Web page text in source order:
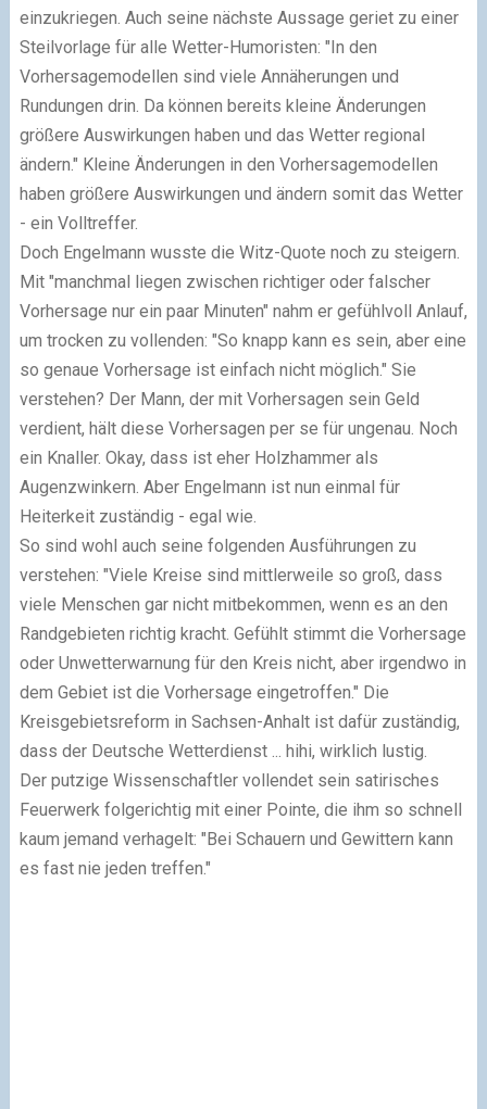
einzukriegen. Auch seine nächste Aussage geriet zu einer
Steilvorlage für alle Wetter-Humoristen: "In den
Vorhersagemodellen sind viele Annäherungen und
Rundungen drin. Da können bereits kleine Änderungen
größere Auswirkungen haben und das Wetter regional
ändern." Kleine Änderungen in den Vorhersagemodellen
haben größere Auswirkungen und ändern somit das Wetter
- ein Volltreffer.
Doch Engelmann wusste die Witz-Quote noch zu steigern.
Mit "manchmal liegen zwischen richtiger oder falscher
Vorhersage nur ein paar Minuten" nahm er gefühlvoll Anlauf,
um trocken zu vollenden: "So knapp kann es sein, aber eine
so genaue Vorhersage ist einfach nicht möglich." Sie
verstehen? Der Mann, der mit Vorhersagen sein Geld
verdient, hält diese Vorhersagen per se für ungenau. Noch
ein Knaller. Okay, dass ist eher Holzhammer als
Augenzwinkern. Aber Engelmann ist nun einmal für
Heiterkeit zuständig - egal wie.
So sind wohl auch seine folgenden Ausführungen zu
verstehen: "Viele Kreise sind mittlerweile so groß, dass
viele Menschen gar nicht mitbekommen, wenn es an den
Randgebieten richtig kracht. Gefühlt stimmt die Vorhersage
oder Unwetterwarnung für den Kreis nicht, aber irgendwo in
dem Gebiet ist die Vorhersage eingetroffen." Die
Kreisgebietsreform in Sachsen-Anhalt ist dafür zuständig,
dass der Deutsche Wetterdienst ... hihi, wirklich lustig.
Der putzige Wissenschaftler vollendet sein satirisches
Feuerwerk folgerichtig mit einer Pointe, die ihm so schnell
kaum jemand verhagelt: "Bei Schauern und Gewittern kann
es fast nie jeden treffen."